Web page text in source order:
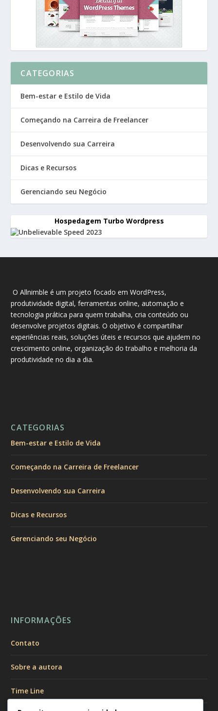
CATEGORIAS
Bem-estar e Estilo de Vida
Começando na Carreira de Freelancer
Desenvolvendo sua Carreira
Dicas e Recursos
Gerenciando seu Negócio
Hospedagem Turbo Wordpress
O Allnimble é um projeto focado em WordPress,
produtividade digital, ferramentas online, automação e
tecnologia prática para quem trabalha, cria conteúdo ou
desenvolve projetos digitais. O objetivo é compartilhar
experiências reais, soluções úteis e recursos que ajudem no
crescimento online, organização do trabalho e melhoria da
produtividade no dia a dia.
CATEGORIAS
Bem-estar e Estilo de Vida
Começando na Carreira de Freelancer
Desenvolvendo sua Carreira
Dicas e Recursos
Gerenciando seu Negócio
INFORMAÇÕES
Contato
Sobre a autora
Time Line